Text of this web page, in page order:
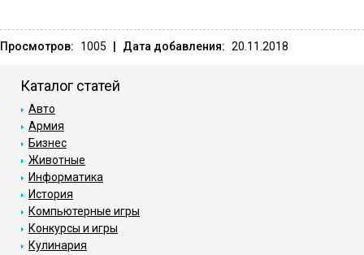
Просмотров: 1005 Дата добавления: 20.11.2018
Каталог статей
Авто
Армия
Бизнес
Животные
Информатика
История
Компьютерные игры
Конкурсы и игры
Кулинария